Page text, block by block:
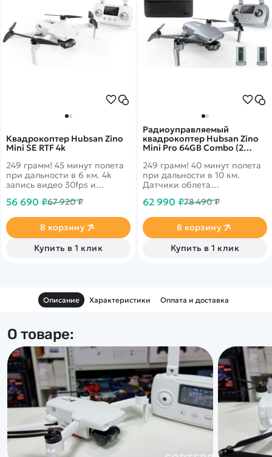
Квадрокоптер Hubsan Zino
Mini SE RTF 4k
249 грамм! 45 минут полета
при дальности в 6 км. 4k
запись видео 30fps и
смартфон.
56 690 ₽67 920 ₽
В корзину
Купить в 1 клик
Радиоуправляемый
квадрокоптер Hubsan Zino
Mini Pro 64GB Combo (2
249 грамм! 40 минут полета
при дальности в 10 км.
Датчики облета
направлениям. 4k запись
на смартфон. Комбо
комплект с двумя
аккумуляторами и сумкой
для перевозки.&nbsp;
62 990 ₽78 490 ₽
В корзину
Купить в 1 клик
Описание Характеристики Оплата и доставка
О товаре: